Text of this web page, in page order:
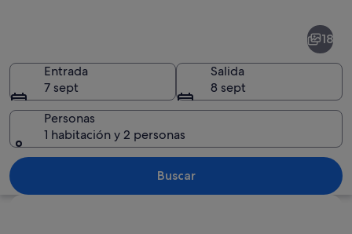
Calle urbana bordeada por edificios
18
Entrada
7 sept
Salida
8 sept
Personas
1 habitación y 2 personas
Buscar